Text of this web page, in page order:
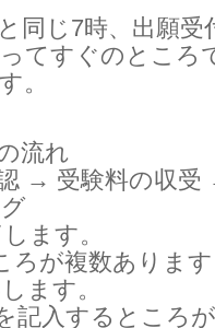
同じ7時、出願受
てすぐのところ
。
流れ
受験料の収受
ます。
が複数あります
ます。
入するところ